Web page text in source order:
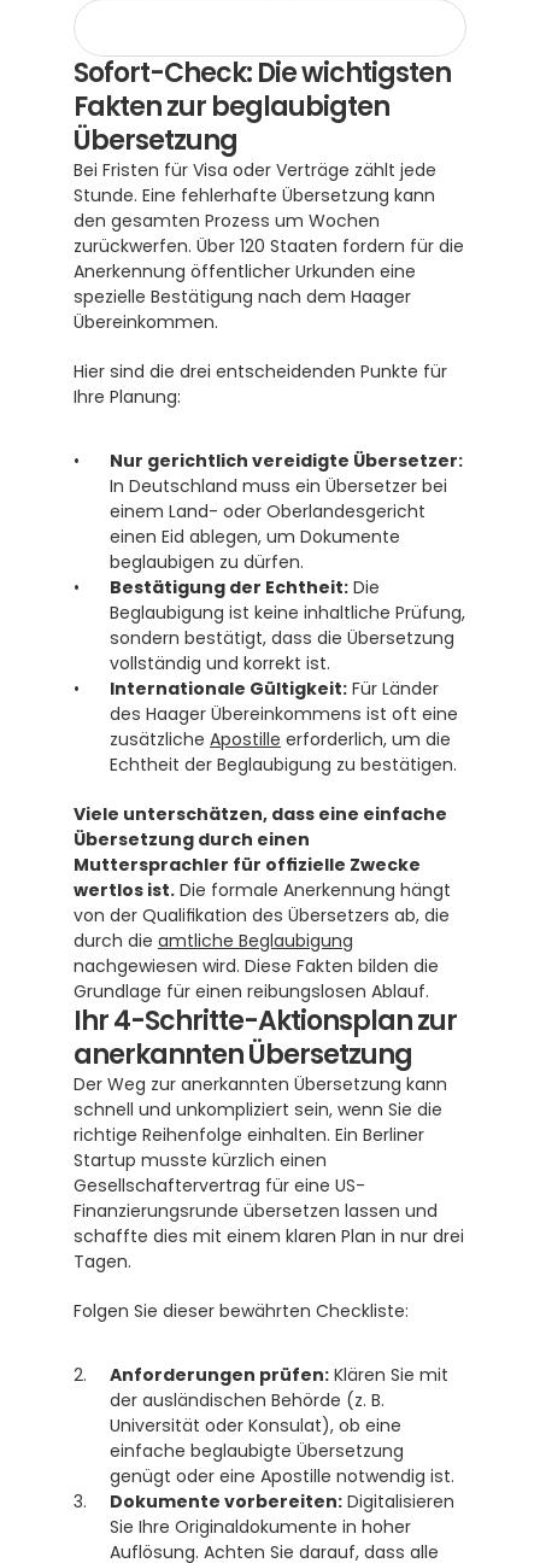
Sofort-Check: Die wichtigsten
Fakten zur beglaubigten
Übersetzung
Bei Fristen für Visa oder Verträge zählt jede
Stunde. Eine fehlerhafte Übersetzung kann
den gesamten Prozess um Wochen
zurückwerfen. Über 120 Staaten fordern für die
Anerkennung öffentlicher Urkunden eine
spezielle Bestätigung nach dem Haager
Übereinkommen.
Hier sind die drei entscheidenden Punkte für
Ihre Planung:
In Deutschland muss ein Übersetzer bei
einem Land- oder Oberlandesgericht
einen Eid ablegen, um Dokumente
beglaubigen zu dürfen.
Bestätigung der Echtheit: Die
Beglaubigung ist keine inhaltliche Prüfung,
sondern bestätigt, dass die Übersetzung
vollständig und korrekt ist.
Internationale Gültigkeit: Für Länder
des Haager Übereinkommens ist oft eine
zusätzliche Apostille erforderlich, um die
Echtheit der Beglaubigung zu bestätigen.
Viele unterschätzen, dass eine einfache
Übersetzung durch einen
Muttersprachler für offizielle Zwecke
wertlos ist. Die formale Anerkennung hängt
von der Qualifikation des Übersetzers ab, die
durch die amtliche Beglaubigung
nachgewiesen wird. Diese Fakten bilden die
Grundlage für einen reibungslosen Ablauf.
Ihr 4-Schritte-Aktionsplan zur
anerkannten Übersetzung
Der Weg zur anerkannten Übersetzung kann
schnell und unkompliziert sein, wenn Sie die
richtige Reihenfolge einhalten. Ein Berliner
Startup musste kürzlich einen
Gesellschaftervertrag für eine US-
Finanzierungsrunde übersetzen lassen und
schaffte dies mit einem klaren Plan in nur drei
Tagen.
Folgen Sie dieser bewährten Checkliste:
Anforderungen prüfen: Klären Sie mit
der ausländischen Behörde (z. B.
Universität oder Konsulat), ob eine
einfache beglaubigte Übersetzung
genügt oder eine Apostille notwendig ist.
Dokumente vorbereiten: Digitalisieren
Sie Ihre Originaldokumente in hoher
Auflösung. Achten Sie darauf, dass alle